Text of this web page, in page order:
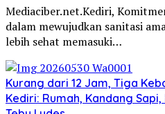
Mediaciber.net.Kediri,
dalam mewujudkan sanitasi
lebih sehat memasuki…
Kurang dari 12 Jam, Tiga
Kediri: Rumah, Kandang